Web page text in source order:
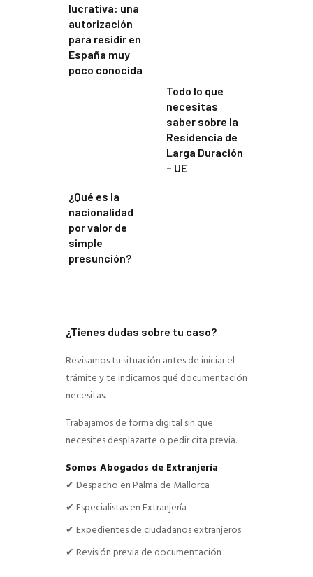
lucrativa: una
autorización
para residir en
España muy
poco conocida
Todo lo que
necesitas
saber sobre la
Residencia de
Larga Duración
– UE
¿Qué es la
nacionalidad
por valor de
simple
presunción?
¿Tienes dudas sobre tu caso?
Revisamos tu situación antes de iniciar el
trámite y te indicamos qué documentación
necesitas.
Trabajamos de forma digital sin que
necesites desplazarte o pedir cita previa.
Somos Abogados de Extranjería
✔ Despacho en Palma de Mallorca
✔ Especialistas en Extranjería
✔ Expedientes de ciudadanos extranjeros
✔ Revisión previa de documentación